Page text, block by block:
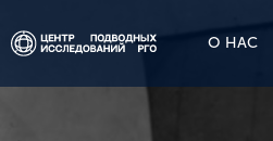
О НАС